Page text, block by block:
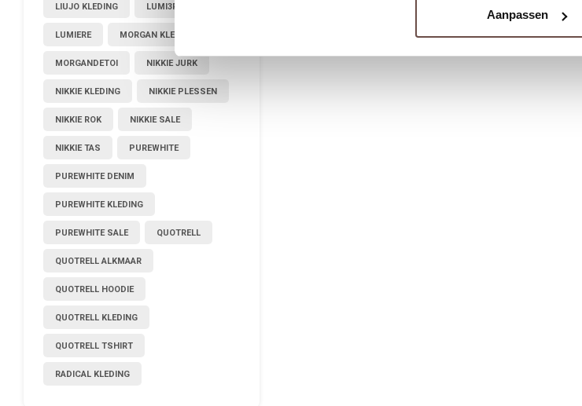
Aanpassen
LIUJO KLEDING LUMI3RE
LUMIERE MORGAN KLEDING
MORGANDETOI NIKKIE JURK
NIKKIE KLEDING NIKKIE PLESSEN
NIKKIE ROK NIKKIE SALE
NIKKIE TAS PUREWHITE
PUREWHITE DENIM
PUREWHITE KLEDING
PUREWHITE SALE QUOTRELL
QUOTRELL ALKMAAR
QUOTRELL HOODIE
QUOTRELL KLEDING
QUOTRELL TSHIRT
RADICAL KLEDING